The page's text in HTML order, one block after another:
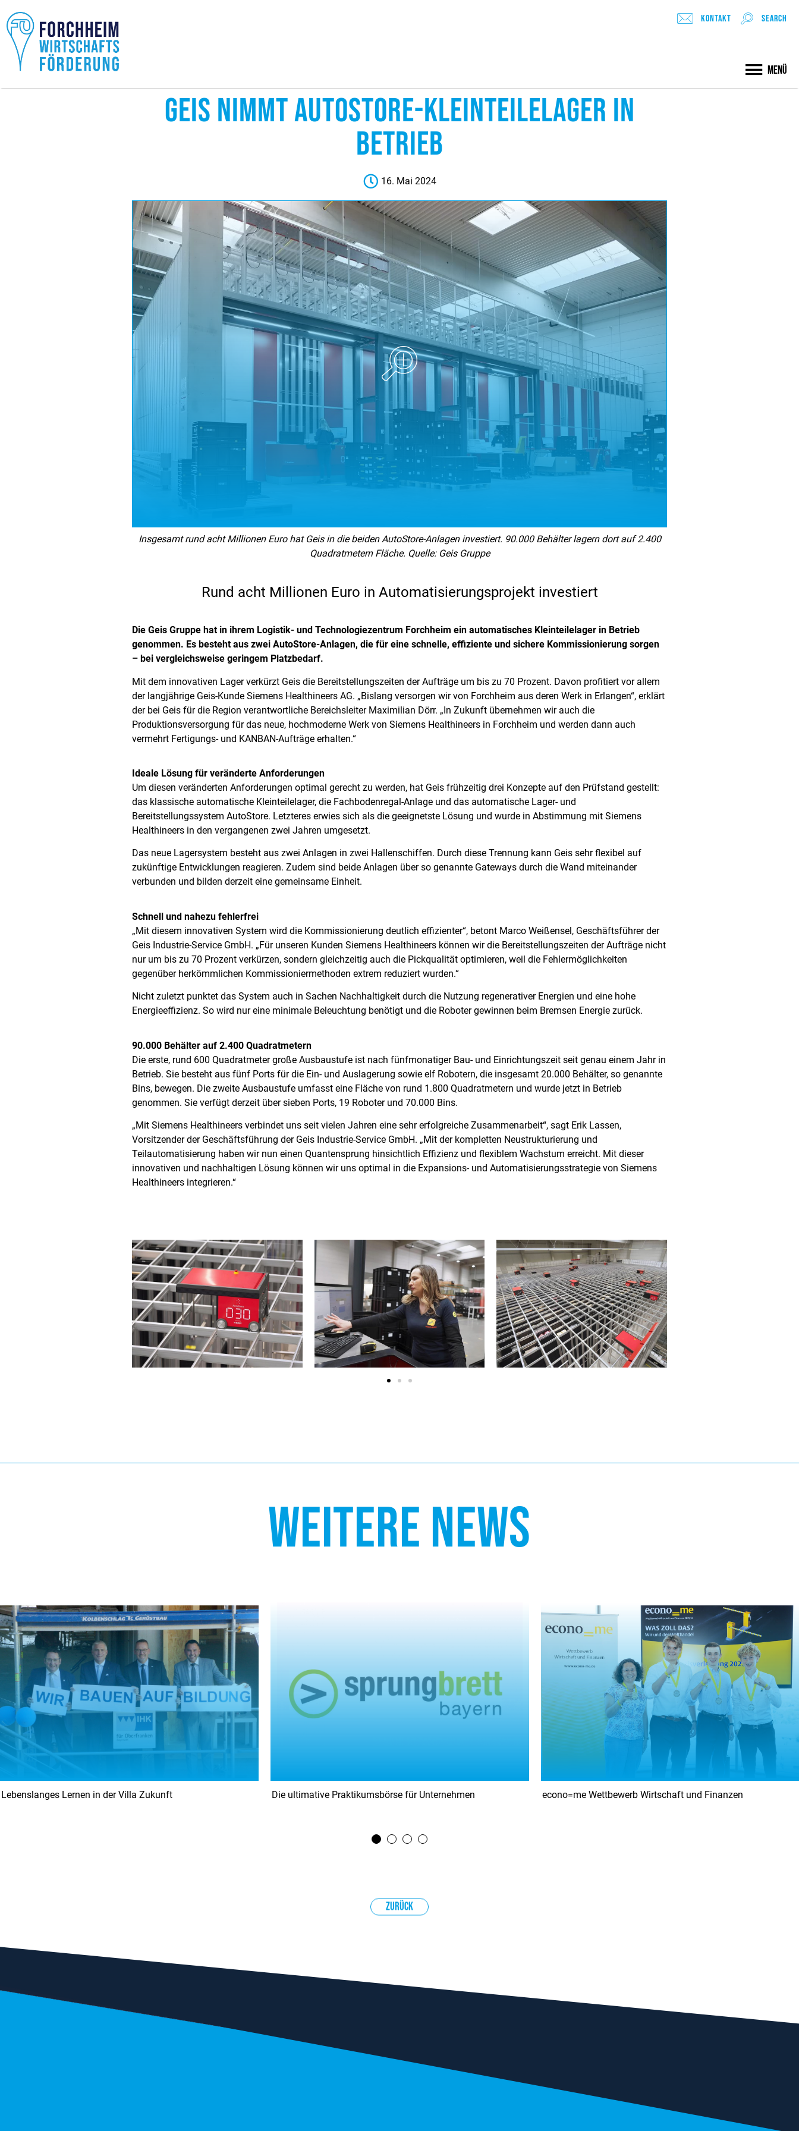
Kontakt search
Menü
GEIS NIMMT AUTOSTORE-KLEINTEILELAGER IN
BETRIEB
16. Mai 2024
Insgesamt rund acht Millionen Euro hat Geis in die beiden AutoStore-Anlagen investiert. 90.000 Behälter lagern dort auf 2.400
Quadratmetern Fläche. Quelle: Geis Gruppe
Rund acht Millionen Euro in Automatisierungsprojekt investiert
Die Geis Gruppe hat in ihrem Logistik- und Technologiezentrum Forchheim ein automatisches Kleinteilelager in Betrieb
genommen. Es besteht aus zwei AutoStore-Anlagen, die für eine schnelle, effiziente und sichere Kommissionierung sorgen
– bei vergleichsweise geringem Platzbedarf.
Mit dem innovativen Lager verkürzt Geis die Bereitstellungszeiten der Aufträge um bis zu 70 Prozent. Davon profitiert vor allem
der langjährige Geis-Kunde Siemens Healthineers AG. „Bislang versorgen wir von Forchheim aus deren Werk in Erlangen“, erklärt
der bei Geis für die Region verantwortliche Bereichsleiter Maximilian Dörr. „In Zukunft übernehmen wir auch die
Produktionsversorgung für das neue, hochmoderne Werk von Siemens Healthineers in Forchheim und werden dann auch
vermehrt Fertigungs- und KANBAN-Aufträge erhalten.“
Ideale Lösung für veränderte Anforderungen
Um diesen veränderten Anforderungen optimal gerecht zu werden, hat Geis frühzeitig drei Konzepte auf den Prüfstand gestellt:
das klassische automatische Kleinteilelager, die Fachbodenregal-Anlage und das automatische Lager- und
Bereitstellungssystem AutoStore. Letzteres erwies sich als die geeignetste Lösung und wurde in Abstimmung mit Siemens
Healthineers in den vergangenen zwei Jahren umgesetzt.
Das neue Lagersystem besteht aus zwei Anlagen in zwei Hallenschiffen. Durch diese Trennung kann Geis sehr flexibel auf
zukünftige Entwicklungen reagieren. Zudem sind beide Anlagen über so genannte Gateways durch die Wand miteinander
verbunden und bilden derzeit eine gemeinsame Einheit.
Schnell und nahezu fehlerfrei
„Mit diesem innovativen System wird die Kommissionierung deutlich effizienter“, betont Marco Weißensel, Geschäftsführer der
Geis Industrie-Service GmbH. „Für unseren Kunden Siemens Healthineers können wir die Bereitstellungszeiten der Aufträge nicht
nur um bis zu 70 Prozent verkürzen, sondern gleichzeitig auch die Pickqualität optimieren, weil die Fehlermöglichkeiten
gegenüber herkömmlichen Kommissioniermethoden extrem reduziert wurden.“
Nicht zuletzt punktet das System auch in Sachen Nachhaltigkeit durch die Nutzung regenerativer Energien und eine hohe
Energieeffizienz. So wird nur eine minimale Beleuchtung benötigt und die Roboter gewinnen beim Bremsen Energie zurück.
90.000 Behälter auf 2.400 Quadratmetern
Die erste, rund 600 Quadratmeter große Ausbaustufe ist nach fünfmonatiger Bau- und Einrichtungszeit seit genau einem Jahr in
Betrieb. Sie besteht aus fünf Ports für die Ein- und Auslagerung sowie elf Robotern, die insgesamt 20.000 Behälter, so genannte
Bins, bewegen. Die zweite Ausbaustufe umfasst eine Fläche von rund 1.800 Quadratmetern und wurde jetzt in Betrieb
genommen. Sie verfügt derzeit über sieben Ports, 19 Roboter und 70.000 Bins.
„Mit Siemens Healthineers verbindet uns seit vielen Jahren eine sehr erfolgreiche Zusammenarbeit“, sagt Erik Lassen,
Vorsitzender der Geschäftsführung der Geis Industrie-Service GmbH. „Mit der kompletten Neustrukturierung und
Teilautomatisierung haben wir nun einen Quantensprung hinsichtlich Effizienz und flexiblem Wachstum erreicht. Mit dieser
innovativen und nachhaltigen Lösung können wir uns optimal in die Expansions- und Automatisierungsstrategie von Siemens
Healthineers integrieren.“
WEITERE NEWS
KI-Transfer Plus Neuer Call im IGP Demokratie leben - IHK-Mitglieder wählen ihre Vertretung
Zurück